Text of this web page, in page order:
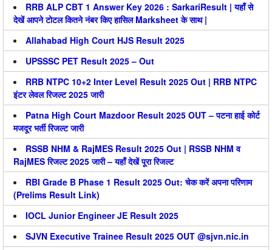
RRB ALP CBT 1 Answer Key 2026 : SarkariResult | यहाँ से
देखें आपने टोटल कितने नंबर किए हासिल Marksheet के साथ |
Allahabad High Court HJS Result 2025
UPSSSC PET Result 2025 – Out
RRB NTPC 10+2 Inter Level Result 2025 Out | RRB NTPC
इंटर लेवल रिजल्ट 2025 जारी
Patna High Court Mazdoor Result 2025 OUT – पटना हाई कोर्ट
मजदूर भर्ती रिजल्ट जारी
RSSB NHM & RajMES Result 2025 Out | RSSB NHM व
RajMES रिजल्ट 2025 जारी – यहाँ देखें पूरा रिजल्ट
RBI Grade B Phase 1 Result 2025 Out: चेक करें अपना परिणाम
(Prelims Result Link)
IOCL Junior Engineer JE Result 2025
SJVN Executive Trainee Result 2025 OUT @sjvn.nic.in